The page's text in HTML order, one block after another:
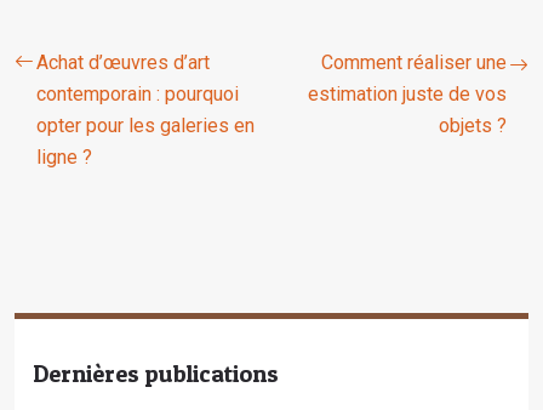
Achat d’œuvres d’art
contemporain : pourquoi
opter pour les galeries en
ligne ?
Comment réaliser une
estimation juste de vos
objets ?
Dernières publications